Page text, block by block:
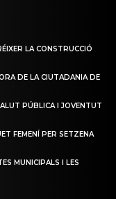
LA CONSTRUCCIÓ
DE LA CIUTADANIA DE
PÚBLICA I JOVENTUT
FEMENÍ PER SETZENA
MUNICIPALS I LES